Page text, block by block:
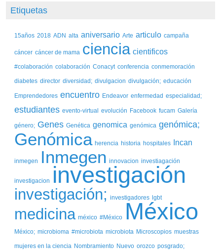
Etiquetas
15años 2018 ADN alta aniversario Arte articulo campaña
cáncer cáncer de mama ciencia cientificos
#colaboración colaboración Conacyt conferencia conmemoración
diabetes director diversidad; divulgacion divulgación; educación
Emprendedores encuentro Endeavor enfermedad especialidad;
estudiantes evento-virtual evolución Facebook fucam Galería
género; Genes Genética genomica genómica genómica;
Genómica herencia historia hospitales Incan
inmegen Inmegen innovacion investiagación
investigacion investigación
investigación; investigadores lgbt
medicina méxico #México México
México; microbioma #microbiota microbiota Microscopios muestras
mujeres en la ciencia Nombramiento Nuevo orozco posgrado;